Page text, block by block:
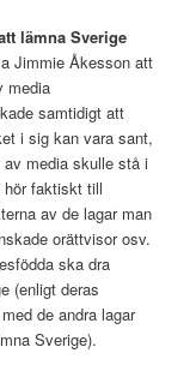
lämna Sverige
Jimmie Åkesson att
media
samtidigt att
i sig kan vara sant,
media skulle stå i
faktiskt till
av de lagar man
orättvisor osv.
ska dra
(enligt deras
de andra lagar
Sverige).